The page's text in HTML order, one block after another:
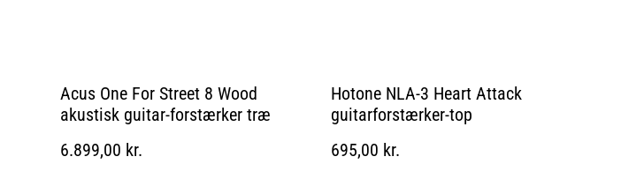
Acus One For Street 8 Wood
akustisk guitar-forstærker træ
6.899,00 kr.
Hotone NLA-3 Heart Attack
guitarforstærker-top
695,00 kr.